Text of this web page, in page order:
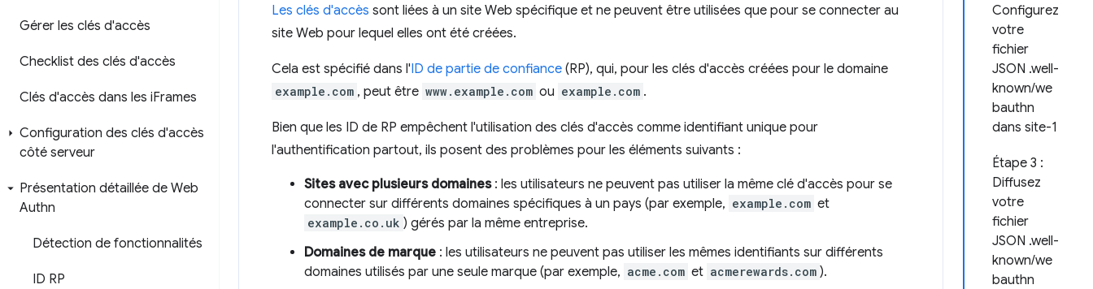
Gérer les clés d'accès
Checklist des clés d'accès
Clés d'accès dans les iFrames
Configuration des clés d'accès
côté serveur
Présentation détaillée de Web
Authn
Détection de fonctionnalités
ID RP
Configurez
votre
fichier
JSON .well-
known/we
bauthn
dans site-1
Étape 3 :
Diffusez
votre
fichier
JSON .well-
known/we
bauthn
Les clés d'accès sont liées à un site Web spécifique et ne peuvent être utilisées que pour se connecter au
site Web pour lequel elles ont été créées.
Cela est spécifié dans l'ID de partie de confiance (RP), qui, pour les clés d'accès créées pour le domaine
example.com , peut être www.example.com ou example.com .
Bien que les ID de RP empêchent l'utilisation des clés d'accès comme identifiant unique pour
l'authentification partout, ils posent des problèmes pour les éléments suivants :
Sites avec plusieurs domaines: les utilisateurs ne peuvent pas utiliser la même clé d'accès pour se
connecter sur différents domaines spécifiques à un pays (par exemple, example.com et
example.co.uk ) gérés par la même entreprise.
Domaines de marque : les utilisateurs ne peuvent pas utiliser les mêmes identifiants sur différents
domaines utilisés par une seule marque (par exemple, acme.com et acmerewards.com ).